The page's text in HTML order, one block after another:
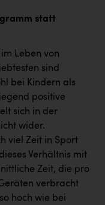
statt
Leben von
sind
bei Kindern als
positive
sich in der
wider.
viel Zeit in Sport
Verhältnis mit
Zeit, die pro
verbracht
hoch wie bei